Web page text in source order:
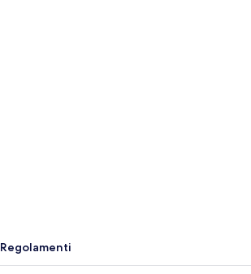
Regolamenti